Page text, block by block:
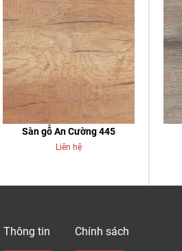
Sàn gỗ An Cường 445
Liên hệ
Thông tin Chính sách